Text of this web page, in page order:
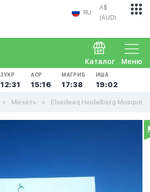
RU
A$
(AUD)
Меню
Каталог
ЗУХР
12:31
АСР
15:16
МАГРИБ
17:38
ИША
19:02
Мечеть Elsedeaq Heidelberg Mosque